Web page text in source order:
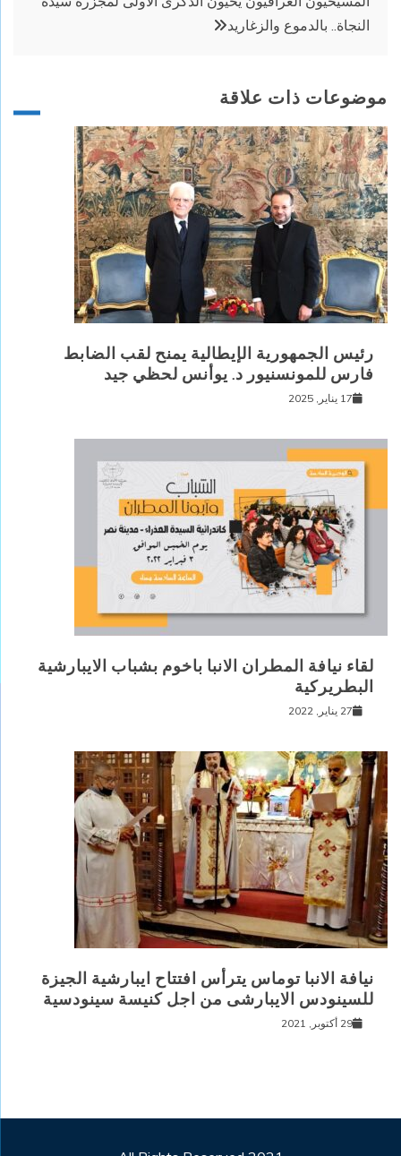
النجاة.. بالدموع والزغاريد
موضوعات ذات علاقة
رئيس الجمهورية الإيطالية يمنح لقب الضابط
فارس للمونسنيور د. يوأنس لحظي جيد
17 يناير, 2025
لقاء نيافة المطران الانبا باخوم بشباب الايبارشية
البطريركية
27 يناير, 2022
نيافة الانبا توماس يترأس افتتاح ايبارشية الجيزة
للسينودس الايبارشى من اجل كنيسة سينودسية
29 أكتوبر, 2021